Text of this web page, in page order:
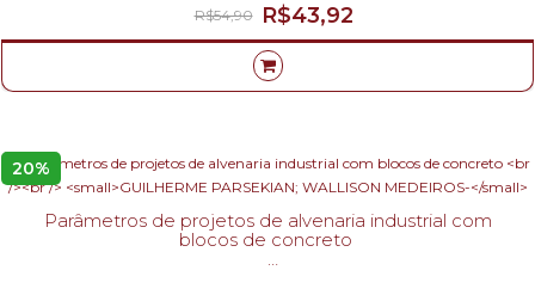
R$43,92
R$54,90
20%
Parâmetros de projetos de alvenaria industrial com
blocos de concreto